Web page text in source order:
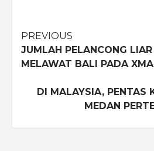
Post
navigation
PREVIOUS
JUMLAH PELANCONG
MELAWAT BALI PADA
DI MALAYSIA, PENTAS
MEDAN